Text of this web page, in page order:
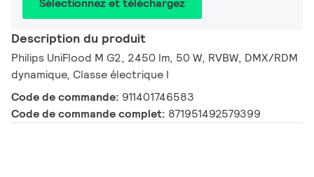
Sélectionnez et téléchargez
Description du produit
Philips UniFlood M G2, 2450 lm, 50 W, RVBW, DMX/RDM
dynamique, Classe électrique I
Code de commande: 911401746583
Code de commande complet: 871951492579399